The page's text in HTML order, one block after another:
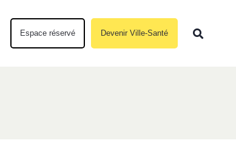
Espace réservé Devenir Ville-Santé